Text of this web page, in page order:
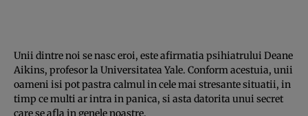
Unii dintre noi se nasc eroi, este afirmatia psihiatrului Deane
Aikins, profesor la Universitatea Yale. Conform acestuia, unii
oameni isi pot pastra calmul in cele mai stresante situatii, in
timp ce multi ar intra in panica, si asta datorita unui secret
care se afla in genele noastre.